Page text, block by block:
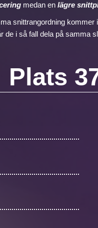
medan en lägre
snittrangordning
de i så fall dela på samma
Plats